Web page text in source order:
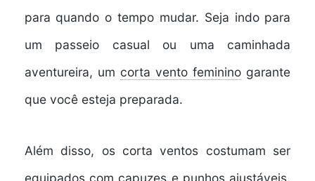
para quando o tempo mudar. Seja indo para
um passeio casual ou uma caminhada
aventureira, um corta vento feminino garante
que você esteja preparada.
Além disso, os corta ventos costumam ser
equipados com capuzes e punhos ajustáveis,